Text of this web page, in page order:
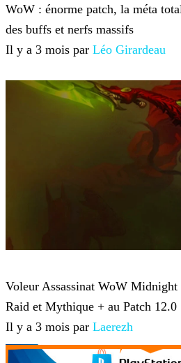
WoW : énorme patch, la méta
des buffs et nerfs massifs
Il y a 3 mois par Léo Girardeau
Voleur Assassinat WoW Midnight
Raid et Mythique + au Patch 12.0
Il y a 3 mois par Laerezh